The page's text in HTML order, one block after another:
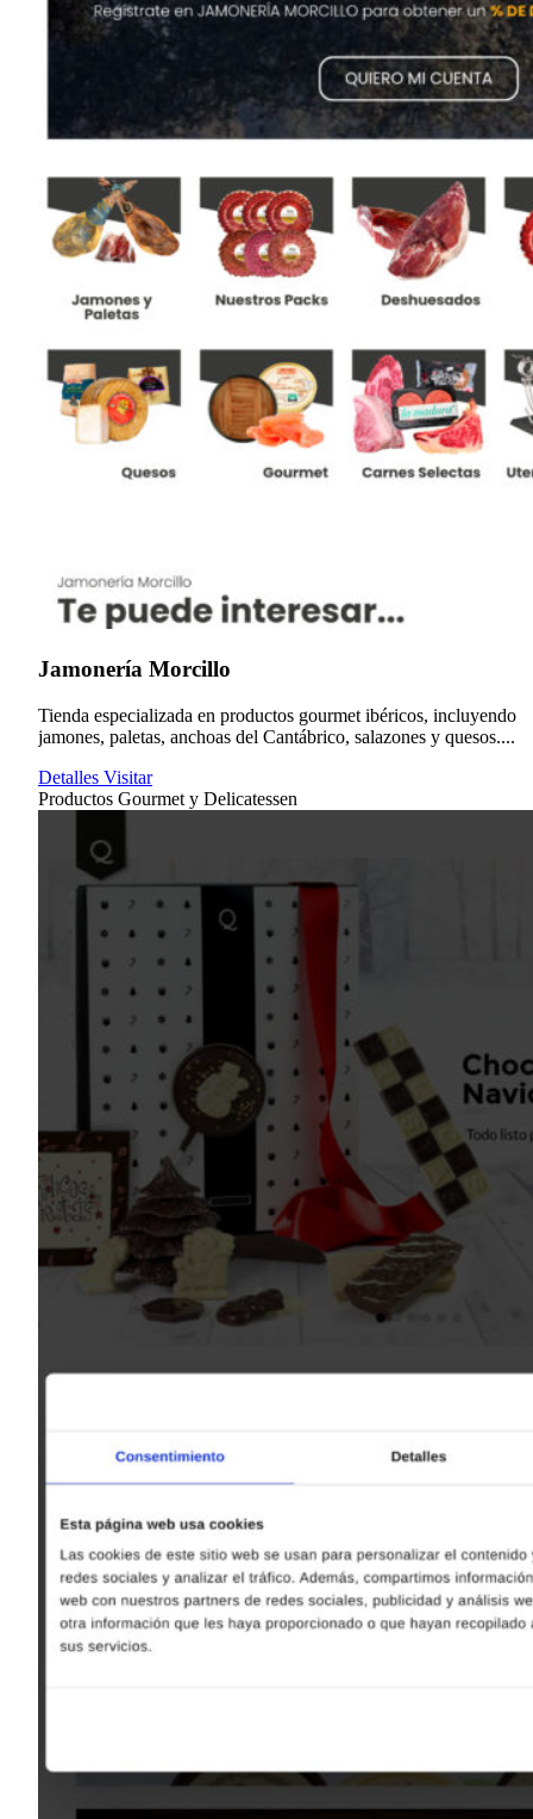
Jamonería Morcillo
Tienda especializada en productos gourmet ibéricos, incluyendo
jamones, paletas, anchoas del Cantábrico, salazones y quesos....
Detalles Visitar
Productos Gourmet y Delicatessen